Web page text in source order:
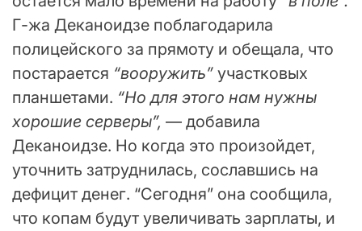
Г-жа Деканоидзе поблагодарила
полицейского за прямоту и обещала, что
постарается “вооружить” участковых
планшетами. “Но для этого нам нужны
хорошие серверы”, — добавила
Деканоидзе. Но когда это произойдет,
уточнить затруднилась, сославшись на
дефицит денег. “Сегодня” она сообщила,
что копам будут увеличивать зарплаты, и